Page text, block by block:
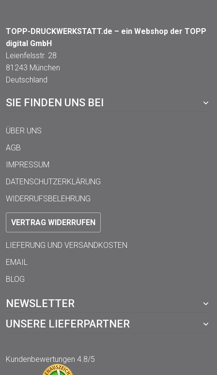
TOPP-DRUCKWERKSTATT.de – ein Webshop der TOPP
digital GmbH
Leienfelsstr. 28
81243 München
Deutschland
SIE FINDEN UNS BEI
ÜBER UNS
AGB
IMPRESSUM
DATENSCHUTZERKLÄRUNG
WIDERRUFSBELEHRUNG
VERTRAG WIDERRUFEN
LIEFERUNG UND VERSANDKOSTEN
EMAIL
BLOG
NEWSLETTER
UNSERE LIEFERPARTNER
Kundenbewertungen 4.8/5